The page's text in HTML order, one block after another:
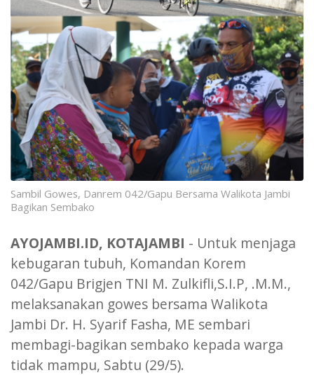
Sambil Gowes, Danrem 042/Gapu Bersama Walikota Jambi
Bagikan Sembako
AYOJAMBI.ID, KOTAJAMBI - Untuk menjaga
kebugaran tubuh, Komandan Korem
042/Gapu Brigjen TNI M. Zulkifli,S.I.P, .M.M.,
melaksanakan gowes bersama Walikota
Jambi Dr. H. Syarif Fasha, ME sembari
membagi-bagikan sembako kepada warga
tidak mampu, Sabtu (29/5).